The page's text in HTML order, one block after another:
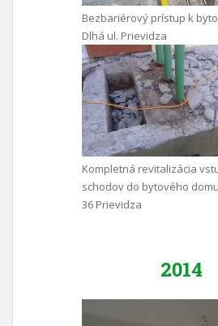
Bezbariérový prístup k
Dlhá ul. Prievidza
Kompletná revitalizácia
schodov do bytového
36 Prievidza
2014